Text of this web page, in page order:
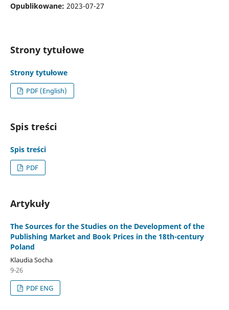
Opublikowane: 2023-07-27
Strony tytułowe
Strony tytułowe
PDF (English)
Spis treści
Spis treści
PDF
Artykuły
The Sources for the Studies on the Development of the
Publishing Market and Book Prices in the 18th-century
Poland
Klaudia Socha
9-26
PDF ENG